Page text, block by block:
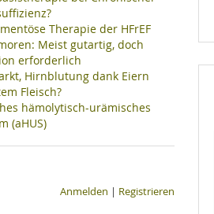
Therapie der HFrEF
Meist gutartig, doch
erforderlich
Hirnblutung dank Eiern
Fleisch?
hämolytisch-urämisches
(aHUS)
Anmelden | Registrieren